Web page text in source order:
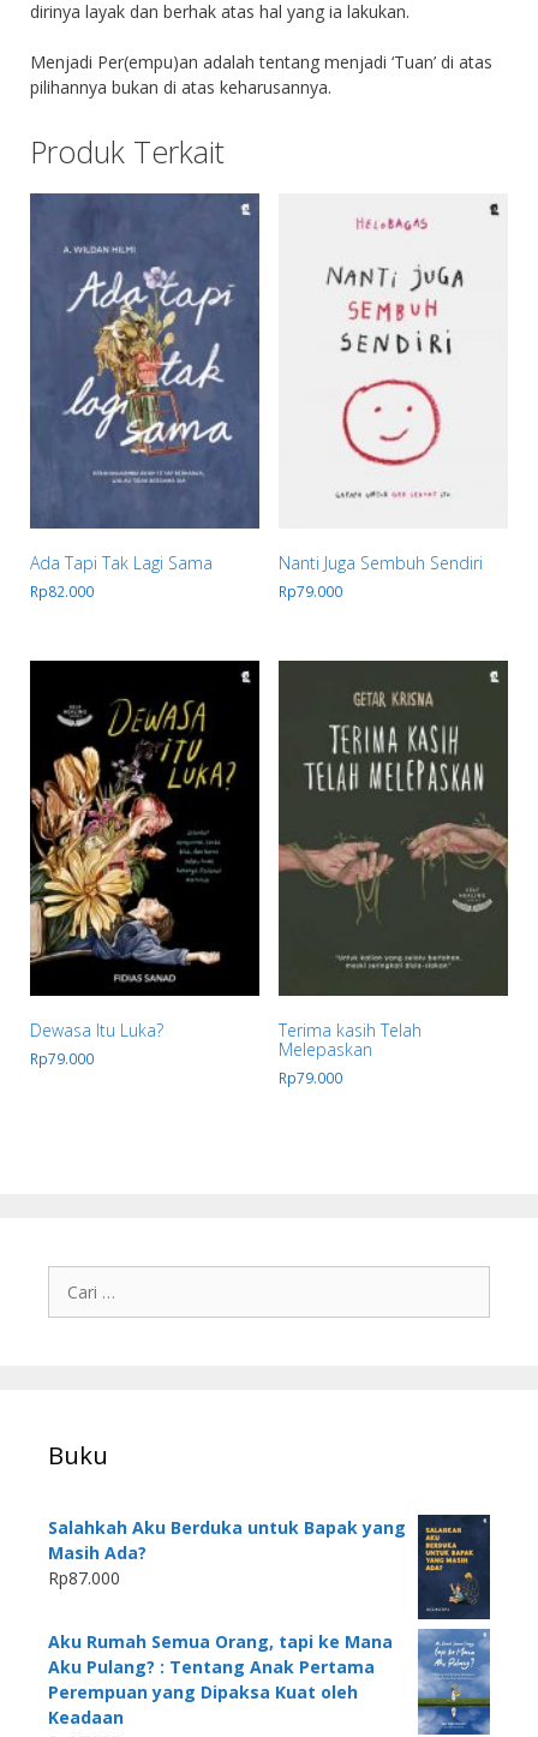
dirinya layak dan berhak atas hal yang ia lakukan.
Menjadi Per(empu)an adalah tentang menjadi ‘Tuan’ di atas
pilihannya bukan di atas keharusannya.
Produk Terkait
Ada Tapi Tak Lagi Sama
Rp82.000
Nanti Juga Sembuh Sendiri
Rp79.000
Dewasa Itu Luka?
Rp79.000
Terima kasih Telah
Melepaskan
Rp79.000
Buku
Salahkah Aku Berduka untuk Bapak yang
Masih Ada?
Rp87.000
Aku Rumah Semua Orang, tapi ke Mana
Aku Pulang? : Tentang Anak Pertama
Perempuan yang Dipaksa Kuat oleh
Keadaan